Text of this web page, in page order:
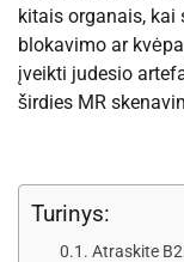
kitais organais,
blokavimo ar
įveikti judesio
širdies MR
Turinys:
Atraskite